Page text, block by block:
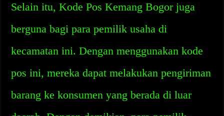
Selain itu, Kode Pos Kemang Bogor juga
berguna bagi para pemilik usaha di
kecamatan ini. Dengan menggunakan kode
pos ini, mereka dapat melakukan pengiriman
barang ke konsumen yang berada di luar